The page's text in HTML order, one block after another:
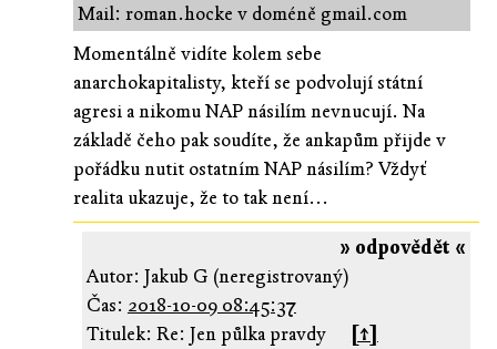
Mail: roman.hocke v doméně gmail.com
Momentálně vidíte kolem sebe
anarchokapitalisty, kteří se podvolují státní
agresi a nikomu NAP násilím nevnucují. Na
základě čeho pak soudíte, že ankapům přijde v
pořádku nutit ostatním NAP násilím? Vždyť
realita ukazuje, že to tak není...
» odpovědět «
Autor: Jakub G (neregistrovaný)
Čas: 2018-10-09 08:45:37
Titulek: Re: Jen půlka pravdy
[↑]